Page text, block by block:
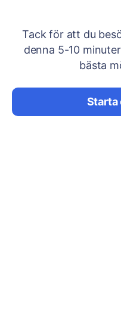
Tack för att du
denna 5-10
bästa
Starta